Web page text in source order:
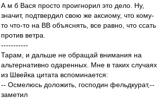
А м б Вася просто проигнорил это дело. Ну,
значит, подтвердил свою же аксиому, что кому-
то что-то на ВВ объяснять, все равно, что ссать
против ветра.
-----------
Тарам, и дальше не обращай внимания на
альтернативно одаренных. Мне в таких случаях
из Швейка цитата вспоминается:
-- Осмелюсь доложить, господин фельдкурат,--
заметил